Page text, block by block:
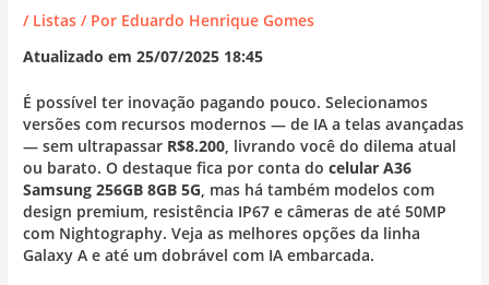
/ Listas / Por Eduardo Henrique Gomes
Atualizado em 25/07/2025 18:45
É possível ter inovação pagando pouco. Selecionamos
versões com recursos modernos — de IA a telas avançadas
— sem ultrapassar R$8.200, livrando você do dilema atual
ou barato. O destaque fica por conta docelular A36
Samsung 256GB 8GB 5G, mas há também modelos com
design premium, resistência IP67 e câmeras de até 50MP
com Nightography. Veja as melhores opções da linha
Galaxy A e até um dobrável com IA embarcada.